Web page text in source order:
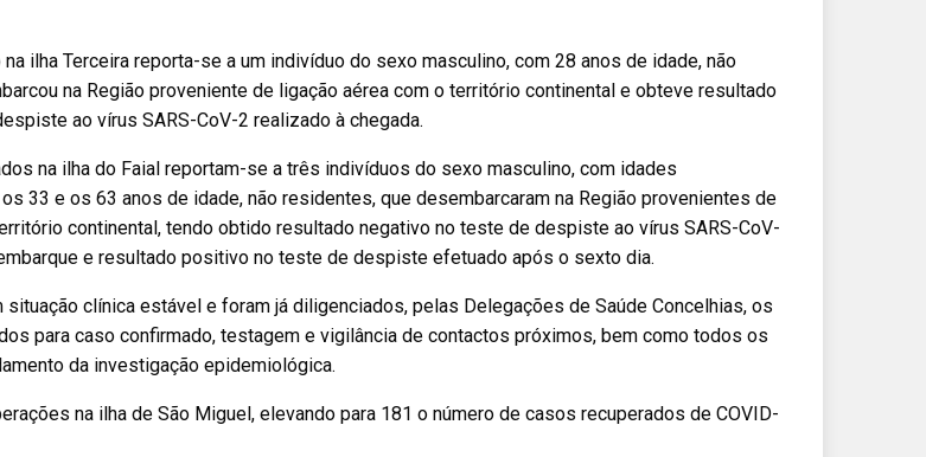
ilha Terceira reporta-se a um indivíduo do sexo masculino, com 28 anos de idade, não
na Região proveniente de ligação aérea com o território continental e obteve resultado
ao vírus SARS-CoV-2 realizado à chegada.
na ilha do Faial reportam-se a três indivíduos do sexo masculino, com idades
33 e os 63 anos de idade, não residentes, que desembarcaram na Região provenientes de
continental, tendo obtido resultado negativo no teste de despiste ao vírus SARS-CoV-
e resultado positivo no teste de despiste efetuado após o sexto dia.
clínica estável e foram já diligenciados, pelas Delegações de Saúde Concelhias, os
para caso confirmado, testagem e vigilância de contactos próximos, bem como todos os
da investigação epidemiológica.
na ilha de São Miguel, elevando para 181 o número de casos recuperados de COVID-